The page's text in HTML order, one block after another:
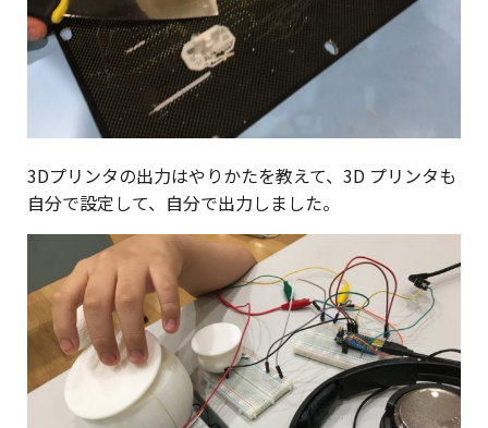
3Dプリンタの出力はやりかたを教えて、3D プリンタも
自分で設定して、自分で出力しました。